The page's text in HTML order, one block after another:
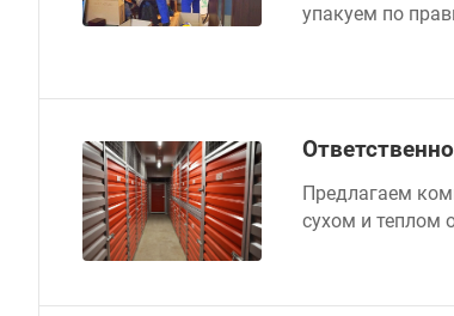
упакуем по
Предлагаем
сухом и теплом